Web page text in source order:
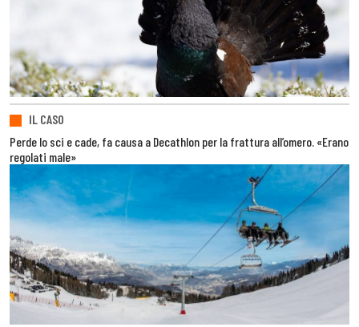
IL CASO
Perde lo sci e cade, fa causa a Decathlon per la frattura all’omero. «Erano
regolati male»